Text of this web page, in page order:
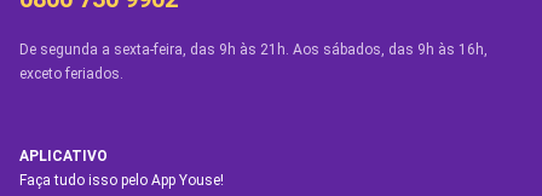
De segunda a sexta-feira, das 9h às 21h. Aos sábados, das 9h às 16h,
exceto feriados.
APLICATIVO
Faça tudo isso pelo App Youse!